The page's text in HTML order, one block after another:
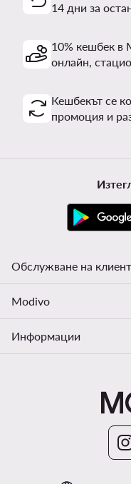
14 дни за
10% кешбек в
онлайн,
Кешбекът се
промоция и
Обслужване на
Modivo
Информации